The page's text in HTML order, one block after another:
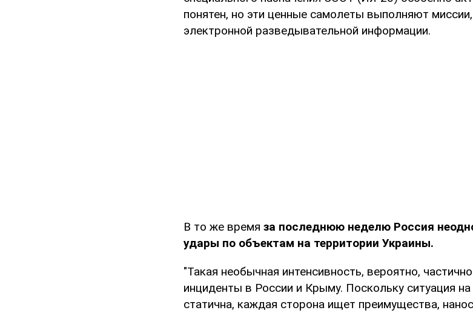
понятен, но эти ценные самолеты выполняют
электронной разведывательной информации.
В то же время за последнюю неделю Россия
удары по объектам на территории Украины.
"Такая необычная интенсивность, вероятно,
инциденты в России и Крыму. Поскольку ситуация
статична, каждая сторона ищет преимущества,